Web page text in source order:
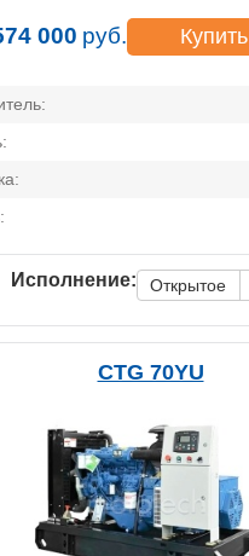
000 руб. Купить
Исполнение: Открытое
CTG 70YU